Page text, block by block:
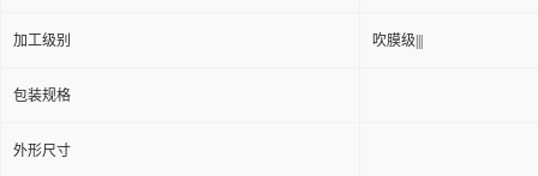
加工级别 吹膜级|||
包装规格
外形尺寸